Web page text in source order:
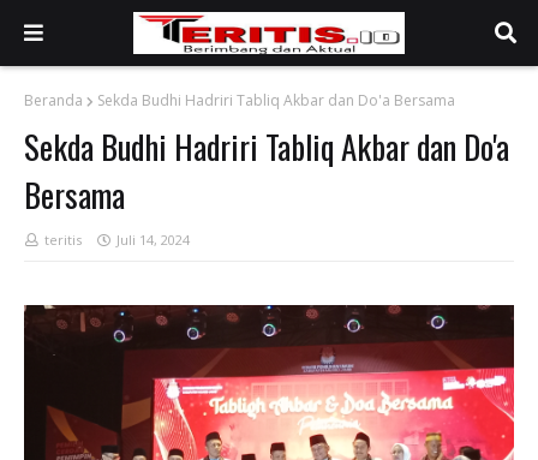
Beranda Sekda Budhi Hadriri Tabliq Akbar dan Do'a Bersama
Sekda Budhi Hadriri Tabliq Akbar dan Do'a
Bersama
teritis Juli 14, 2024